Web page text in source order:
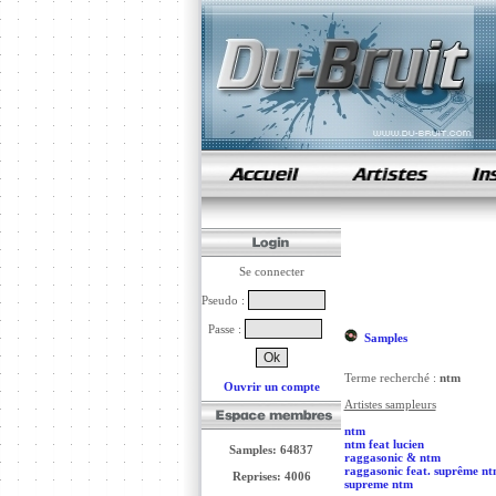
samples de rap
Se connecter
Pseudo :
Passe :
Ouvrir un compte
Samples: 64837
Reprises: 4006
Samples
Terme recherché : ntm
Artistes sampleurs
ntm
ntm feat lucien
raggasonic & ntm
raggasonic feat. suprême
supreme ntm